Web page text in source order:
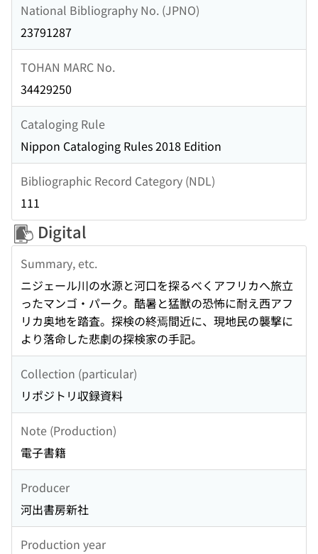
National Bibliography No. (JPNO)
23791287
TOHAN MARC No.
34429250
Cataloging Rule
Nippon Cataloging Rules 2018 Edition
Bibliographic Record Category (NDL)
111
Digital
Summary, etc.
ニジェール川の水源と河口を探るべくアフリカへ旅立
ったマンゴ・パーク。酷暑と猛獣の恐怖に耐え西アフ
リカ奥地を踏査。探検の終焉間近に、現地民の襲撃に
より落命した悲劇の探検家の手記。
Collection (particular)
リポジトリ収録資料
Note (Production)
電子書籍
Producer
河出書房新社
Production year